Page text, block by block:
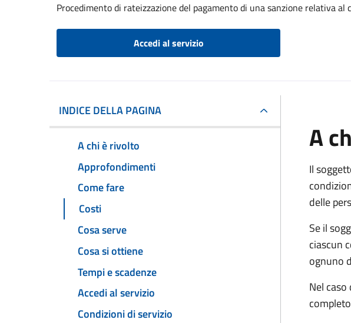
Procedimento di rateizzazione del pagamento di una sanzione relativa al
Accedi al servizio
INDICE DELLA PAGINA
A chi è rivolto
Approfondimenti
Come fare
Costi
Cosa serve
Cosa si ottiene
Tempi e scadenze
Accedi al servizio
Condizioni di servizio
A
Il
delle
Se il
ciascun
ognuno
Nel